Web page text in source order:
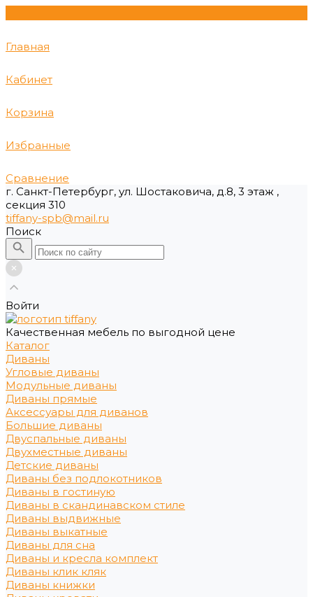
Главная
Кабинет
Корзина
Избранные
Сравнение
г. Санкт-Петербург, ул. Шостаковича, д.8, 3 этаж ,
секция 310
tiffany-spb@mail.ru
Поиск
Войти
Качественная мебель по выгодной цене
Каталог
Диваны
Угловые диваны
Модульные диваны
Диваны прямые
Аксессуары для диванов
Большие диваны
Двуспальные диваны
Двухместные диваны
Детские диваны
Диваны без подлокотников
Диваны в гостиную
Диваны в скандинавском стиле
Диваны выдвижные
Диваны выкатные
Диваны для сна
Диваны и кресла комплект
Диваны клик кляк
Диваны книжки